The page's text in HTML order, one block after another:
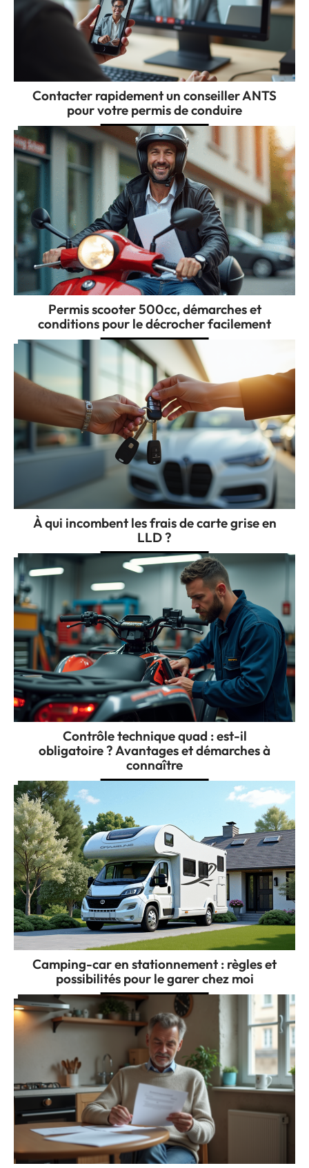
Contacter rapidement un conseiller ANTS
pour votre permis de conduire
Permis scooter 500cc, démarches et
conditions pour le décrocher facilement
À qui incombent les frais de carte grise en
LLD ?
Contrôle technique quad : est-il
obligatoire ? Avantages et démarches à
connaître
Camping-car en stationnement : règles et
possibilités pour le garer chez moi